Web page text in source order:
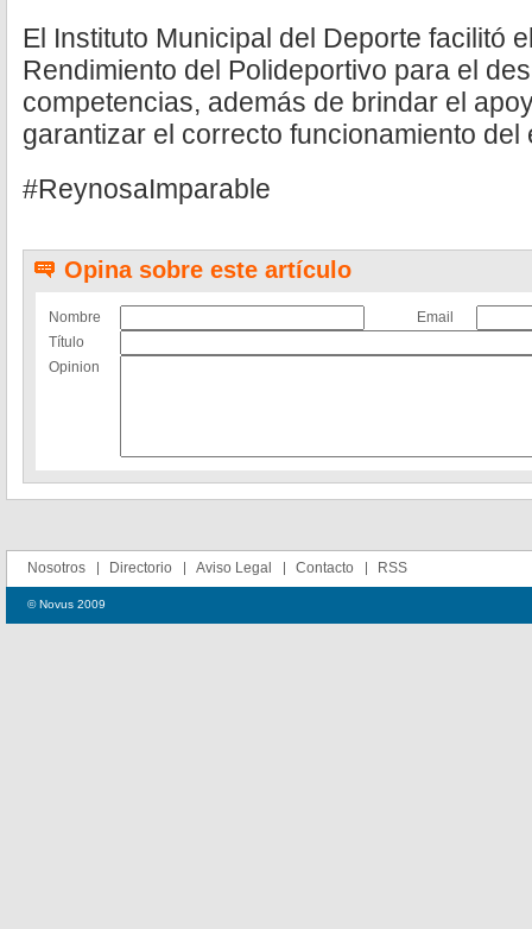
El Instituto Municipal del Deporte facilitó
Rendimiento del Polideportivo para el
competencias, además de brindar el
garantizar el correcto funcionamiento del
#ReynosaImparable
Opina sobre este artículo
Nombre
Email
Título
Opinion
Nosotros Directorio Aviso Legal Contacto RSS
© Novus 2009